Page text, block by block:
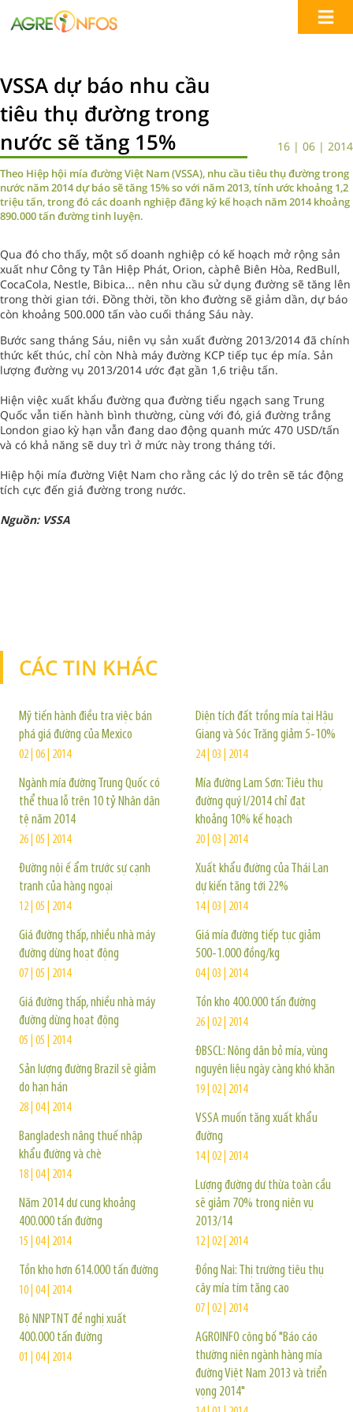
VSSA dự báo nhu cầu
tiêu thụ đường trong
nước sẽ tăng 15%
16 | 06 | 2014
Theo Hiệp hội mía đường Việt Nam (VSSA), nhu cầu tiêu thụ đường trong
nước năm 2014 dự báo sẽ tăng 15% so với năm 2013, tính ước khoảng 1,2
triệu tấn, trong đó các doanh nghiệp đăng ký kế hoạch năm 2014 khoảng
890.000 tấn đường tinh luyện.
Qua đó cho thấy, một số doanh nghiệp có kế hoạch mở rộng sản
xuất như Công ty Tân Hiệp Phát, Orion, càphê Biên Hòa, RedBull,
CocaCola, Nestle, Bibica... nên nhu cầu sử dụng đường sẽ tăng lên
trong thời gian tới. Đồng thời, tồn kho đường sẽ giảm dần, dự báo
còn khoảng 500.000 tấn vào cuối tháng Sáu này.
Bước sang tháng Sáu, niên vụ sản xuất đường 2013/2014 đã chính
thức kết thúc, chỉ còn Nhà máy đường KCP tiếp tục ép mía. Sản
lượng đường vụ 2013/2014 ước đạt gần 1,6 triệu tấn.
Hiện việc xuất khẩu đường qua đường tiểu ngạch sang Trung
Quốc vẫn tiến hành bình thường, cùng với đó, giá đường trắng
London giao kỳ hạn vẫn đang dao động quanh mức 470 USD/tấn
và có khả năng sẽ duy trì ở mức này trong tháng tới.
Hiệp hội mía đường Việt Nam cho rằng các lý do trên sẽ tác động
tích cực đến giá đường trong nước.
Nguồn: VSSA
CÁC TIN KHÁC
Mỹ tiến hành điều tra việc bán
phá giá đường của Mexico
02 | 06 | 2014
Ngành mía đường Trung Quốc có
thể thua lỗ trên 10 tỷ Nhân dân
tệ năm 2014
26 | 05 | 2014
Đường nội ế ẩm trước sự cạnh
tranh của hàng ngoại
12 | 05 | 2014
Giá đường thấp, nhiều nhà máy
đường dừng hoạt động
07 | 05 | 2014
Giá đường thấp, nhiều nhà máy
đường dừng hoạt động
05 | 05 | 2014
Sản lượng đường Brazil sẽ giảm
do hạn hán
28 | 04 | 2014
Bangladesh nâng thuế nhập
khẩu đường và chè
18 | 04 | 2014
Năm 2014 dư cung khoảng
400.000 tấn đường
15 | 04 | 2014
Tồn kho hơn 614.000 tấn đường
10 | 04 | 2014
Bộ NNPTNT đề nghị xuất
400.000 tấn đường
01 | 04 | 2014
Diện tích đất trồng mía tại Hậu
Giang và Sóc Trăng giảm 5-10%
24 | 03 | 2014
Mía đường Lam Sơn: Tiêu thụ
đường quý I/2014 chỉ đạt
khoảng 10% kế hoạch
20 | 03 | 2014
Xuất khẩu đường của Thái Lan
dự kiến tăng tới 22%
14 | 03 | 2014
Giá mía đường tiếp tục giảm
500-1.000 đồng/kg
04 | 03 | 2014
Tồn kho 400.000 tấn đường
26 | 02 | 2014
ĐBSCL: Nông dân bỏ mía, vùng
nguyên liệu ngày càng khó khăn
19 | 02 | 2014
VSSA muốn tăng xuất khẩu
đường
14 | 02 | 2014
Lượng đường dư thừa toàn cầu
sẽ giảm 70% trong niên vụ
2013/14
12 | 02 | 2014
Đồng Nai: Thị trường tiêu thụ
cây mía tím tăng cao
07 | 02 | 2014
AGROINFO công bố "Báo cáo
thường niên ngành hàng mía
đường Việt Nam 2013 và triển
vọng 2014"